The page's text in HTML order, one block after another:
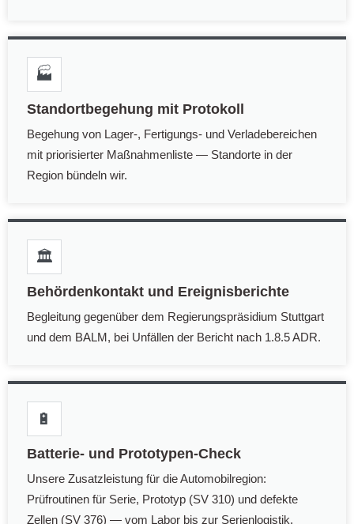
🏭
Standortbegehung mit Protokoll
Begehung von Lager-, Fertigungs- und Verladebereichen
mit priorisierter Maßnahmenliste — Standorte in der
Region bündeln wir.
🏛️
Behördenkontakt und Ereignisberichte
Begleitung gegenüber dem Regierungspräsidium Stuttgart
und dem BALM, bei Unfällen der Bericht nach 1.8.5 ADR.
🔋
Batterie- und Prototypen-Check
Unsere Zusatzleistung für die Automobilregion:
Prüfroutinen für Serie, Prototyp (SV 310) und defekte
Zellen (SV 376) — vom Labor bis zur Serienlogistik.